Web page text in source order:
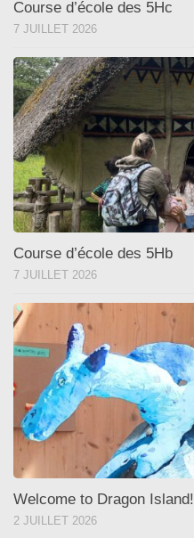
Course d’école des 5Hc
7 JUILLET 2026
Course d’école des 5Hb
7 JUILLET 2026
Welcome to Dragon Island!
2 JUILLET 2026